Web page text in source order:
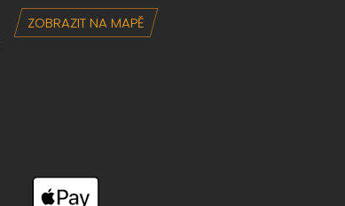
ZOBRAZIT NA MAPĚ